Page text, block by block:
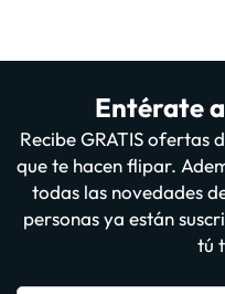
Entérate
Recibe GRATIS ofertas
que te hacen flipar.
todas las novedades
personas ya están
tú